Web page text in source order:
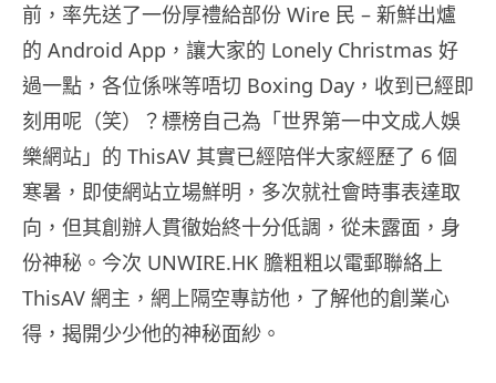
前，率先送了一份厚禮給部份 Wire 民 – 新鮮出爐
的 Android App，讓大家的 Lonely Christmas 好
過一點，各位係咪等唔切 Boxing Day，收到已經即
刻用呢（笑）？標榜自己為「世界第一中文成人娛
樂網站」的 ThisAV 其實已經陪伴大家經歷了 6 個
寒暑，即使網站立場鮮明，多次就社會時事表達取
向，但其創辦人貫徹始終十分低調，從未露面，身
份神秘。今次 UNWIRE.HK 膽粗粗以電郵聯絡上
ThisAV 網主，網上隔空專訪他，了解他的創業心
得，揭開少少他的神秘面紗。